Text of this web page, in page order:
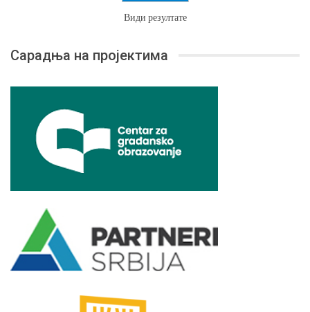
Види резултате
Сарадња на пројектима